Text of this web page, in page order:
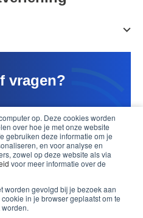
op. Deze cookies worden
over hoe je met onze website
gebruiken deze informatie om je
en voor analyse en
zowel op deze website als via
voor meer informatie over de
worden gevolgd bij je bezoek aan
in je browser geplaatst om te
vragen?